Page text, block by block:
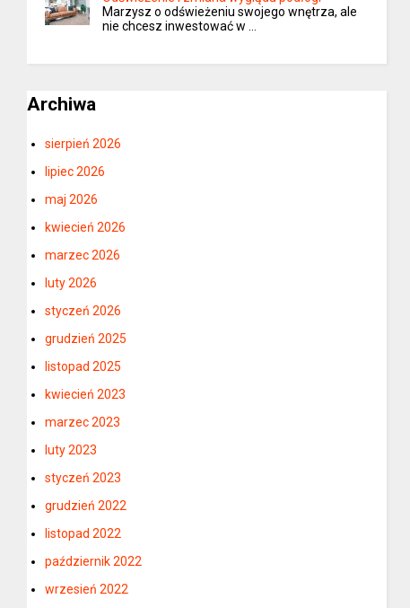
Marzysz o odświeżeniu swojego wnętrza, ale
nie chcesz inwestować w …
Archiwa
sierpień 2026
lipiec 2026
maj 2026
kwiecień 2026
marzec 2026
luty 2026
styczeń 2026
grudzień 2025
listopad 2025
kwiecień 2023
marzec 2023
luty 2023
styczeń 2023
grudzień 2022
listopad 2022
październik 2022
wrzesień 2022